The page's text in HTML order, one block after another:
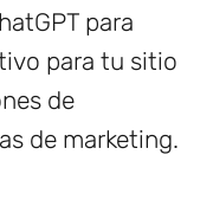
para
para tu sitio
de
de marketing.